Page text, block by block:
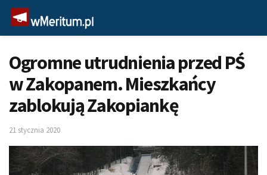
Ogromne utrudnienia przed PŚ
w Zakopanem. Mieszkańcy
zablokują Zakopiankę
21 stycznia 2020